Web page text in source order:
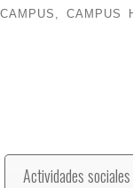
CAMPUS , CAMPUS
Actividades sociales